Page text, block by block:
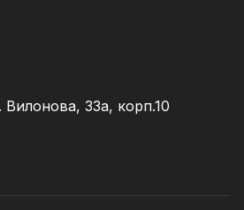
Вилонова, 33а, корп.10